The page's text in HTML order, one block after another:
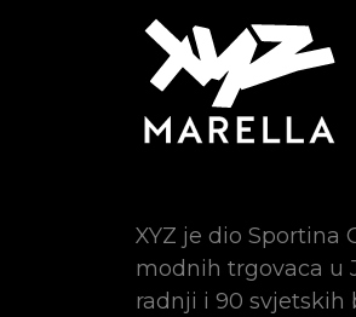
XYZ je dio Sportina
modnih trgovaca u
radnji i 90 svjetskih